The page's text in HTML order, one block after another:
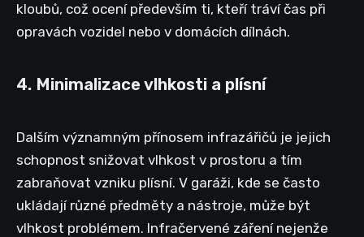
kloubů, což ocení především ti, kteří tráví čas při
opravách vozidel nebo v domácích dílnách.
4. Minimalizace vlhkosti a plísní
Dalším významným přínosem infrazářičů je jejich
schopnost snižovat vlhkost v prostoru a tím
zabraňovat vzniku plísní. V garáži, kde se často
ukládají různé předměty a nástroje, může být
vlhkost problémem. Infračervené záření nejenže